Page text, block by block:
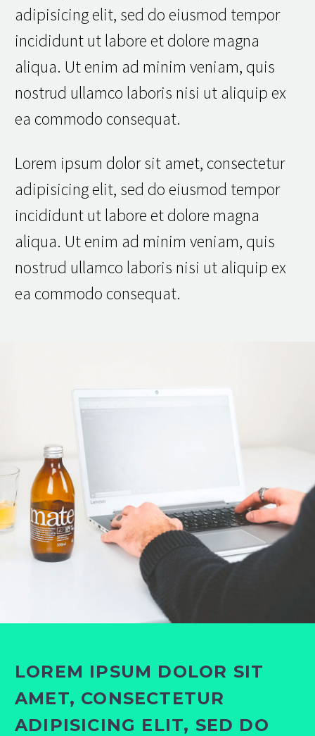
adipisicing elit, sed do eiusmod tempor
incididunt ut labore et dolore magna
aliqua. Ut enim ad minim veniam, quis
nostrud ullamco laboris nisi ut aliquip ex
ea commodo consequat.
Lorem ipsum dolor sit amet, consectetur
adipisicing elit, sed do eiusmod tempor
incididunt ut labore et dolore magna
aliqua. Ut enim ad minim veniam, quis
nostrud ullamco laboris nisi ut aliquip ex
ea commodo consequat.
LOREM IPSUM DOLOR SIT
AMET, CONSECTETUR
ADIPISICING ELIT, SED DO